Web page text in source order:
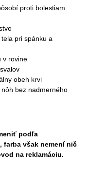
proti bolestiam
pri spánku a
v rovine
obeh krvi
bez nadmerného
podľa
však nemení nič
na reklamáciu.